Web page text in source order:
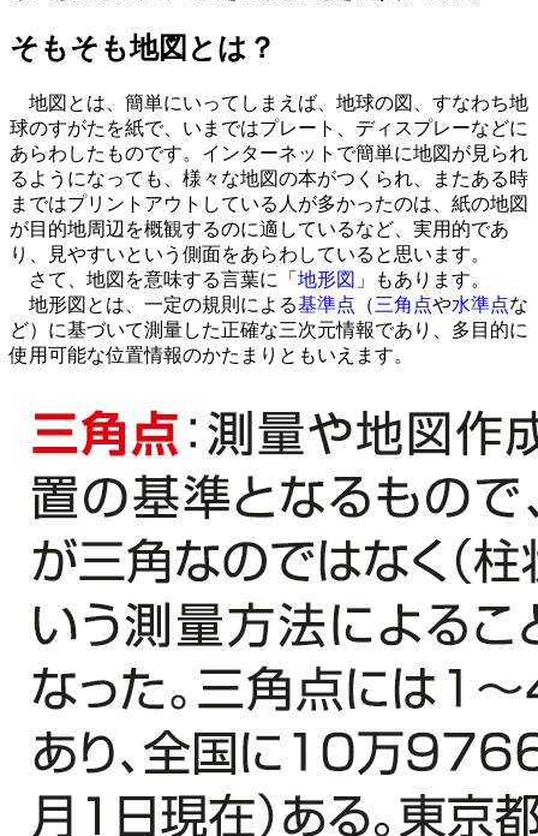
そもそも地図とは？
地図とは、簡単にいってしまえば、地球の図、すなわち地
球のすがたを紙で、いまではプレート、ディスプレーなどに
あらわしたものです。インターネットで簡単に地図が見られ
るようになっても、様々な地図の本がつくられ、またある時
まではプリントアウトしている人が多かったのは、紙の地図
が目的地周辺を概観するのに適しているなど、実用的であ
り、見やすいという側面をあらわしていると思います。
さて、地図を意味する言葉に「 地形図 」もあります。
地形図とは、一定の規則による基準点 （三角点や水準点な
ど）に基づいて測量した正確な三次元情報であり、多目的に
使用可能な位置情報のかたまりともいえます。